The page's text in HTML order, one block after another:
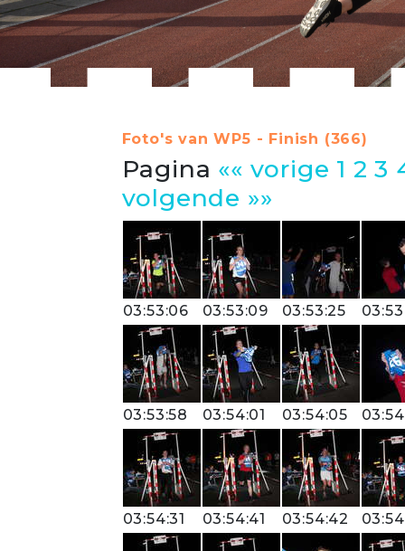
Foto's van WP5 - Finish (366)
Pagina «« vorige 1 2 3
volgende »»
03:53:06 03:53:09 03:53:25
03:53:58 03:54:01 03:54:05
03:54:31 03:54:41 03:54:42